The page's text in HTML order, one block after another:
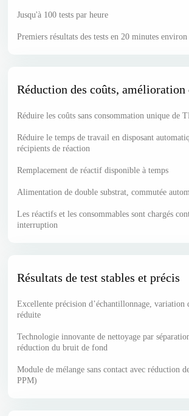
Jusqu'à 100 tests par heure
Premiers résultats des tests en 20 minutes environ
Réduction des coûts,
Réduire les coûts sans consommation unique de
Réduire le temps de travail en disposant
récipients de réaction
Remplacement de réactif disponible à temps
Alimentation de double substrat, commutée
Les réactifs et les consommables sont chargés
interruption
Résultats de test stables et précis
Excellente précision d’échantillonnage, variation
réduite
Technologie innovante de nettoyage par
réduction du bruit de fond
Module de mélange sans contact avec réduction
PPM)